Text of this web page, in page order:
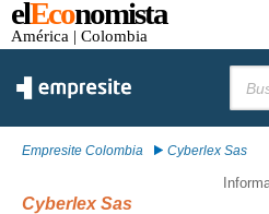
elEconomista
América | Colombia
Empresite Colombia Cyberlex Sas
Cyberlex Sas